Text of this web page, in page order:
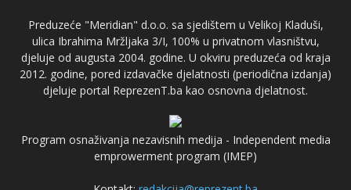
Preduzeće "Meridian" d.o.o. sa sjedištem u Velikoj Kladuši,
ulica Ibrahima Mržljaka 3/I, 100% u privatnom vlasništvu,
djeluje od augusta 2004. godine. U okviru preduzeća od kraja
2012. godine, pored izdavačke djelatnosti (periodična izdanja)
djeluje portal ReprezenT.ba kao osnovna djelatnost.
Program osnaživanja nezavisnih medija - Independent media
emprowerment program (IMEP)